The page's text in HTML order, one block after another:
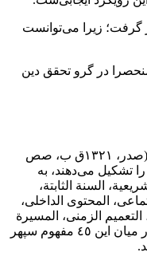
گرفت‌‌‌‌‌‌؛ زیرا می‌توانست
در‌ گرو‌ تحقق‌ دین
هر نظریه از شماری مفاهیم اساسی تشکیل می‌شود‌‌‌‌. چنان که شهید صدر نیز‌ در‌ تفسیر‌ موضوعی و نظریه پردازی خود‌‌‌‌، بر معنایابی دقیق مفاهیم و اهمیت آن‌ها در‌ قرآن‌ تأکید‌ می‌کند‌‌. (صدر‌‌‌‌، ١٣٢١ق ب‌‌‌‌‌‌، صص
را تشکیل می‌دهند‌‌‌‌، به
السنة الثابتة‌‌‌‌‌‌،
المحتوی الداخلی‌‌‌‌،
التعمیم الزمنی‌‌‌‌، المسیرة‌
التاریخیة‌‌‌‌‌‌‌، علاقات‌ الاجتماعیة‌‌‌‌‌‌، علاقة الانسان مع الطبیعة‌‌‌‌‌‌، علاقة الانسان مع اخیه الانسان‌‌‌‌‌‌، المادیة التاریخیة‌‌‌‌‌‌‌، المثل‌ الفرعونی‌‌‌‌، مجتمع الفرعونی‌‌‌‌، الأدوار التاریخیة‌‌‌‌‌‌، حب الله‌‌‌‌‌‌، حب الدنیا‌‌‌‌. در میان این ٤٥ مفهوم سپهر